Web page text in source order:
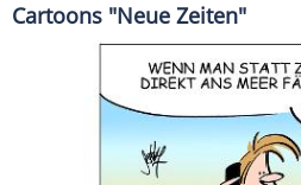
Cartoons "Neue Zeiten"